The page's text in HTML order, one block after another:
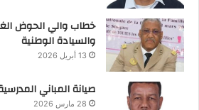
خطاب والي الحوض
والسيادة الوطنية
13 أبريل 2026
صيانة المباني
28 مارس 2026